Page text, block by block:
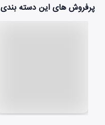
پرفروش های این دسته بندی